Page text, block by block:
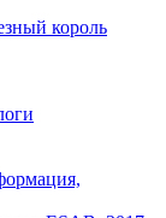
король